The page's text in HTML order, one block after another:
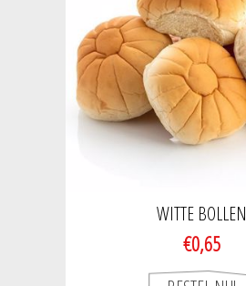
WITTE BOLLEN
€0,65